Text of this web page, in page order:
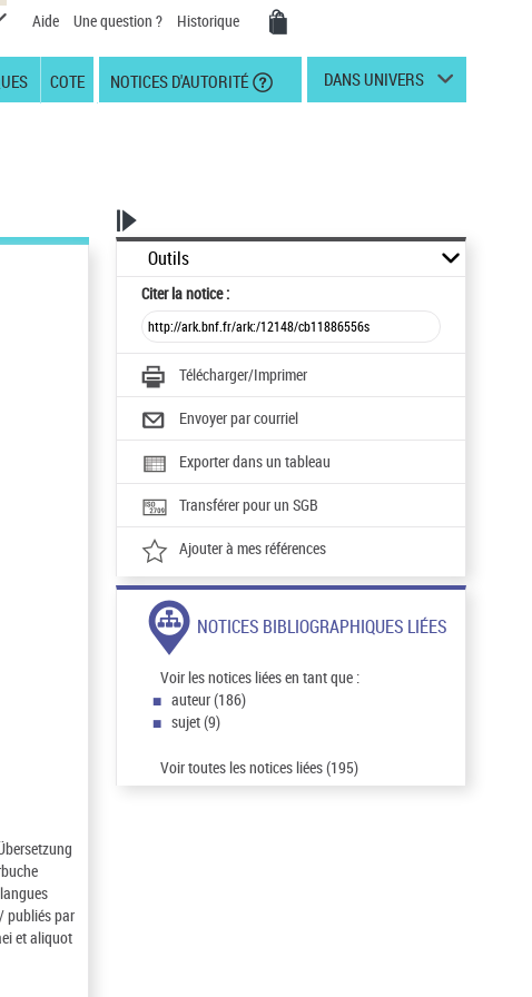
Aide Une question ? Historique
COTE NOTICES D'AUTORITÉ DANS UNIVERS
publiés par
et aliquot
Outils
Citerla notice :
Télécharger/Imprimer
Envoyer par courriel
Exporter dans un tableau
Transférer pour un SGB
Ajouter à mes références
NOTICES BIBLIOGRAPHIQUES LIÉES
Voir les notices liées en tant que :
auteur (186)
sujet (9)
Voir toutes les notices liées (195)